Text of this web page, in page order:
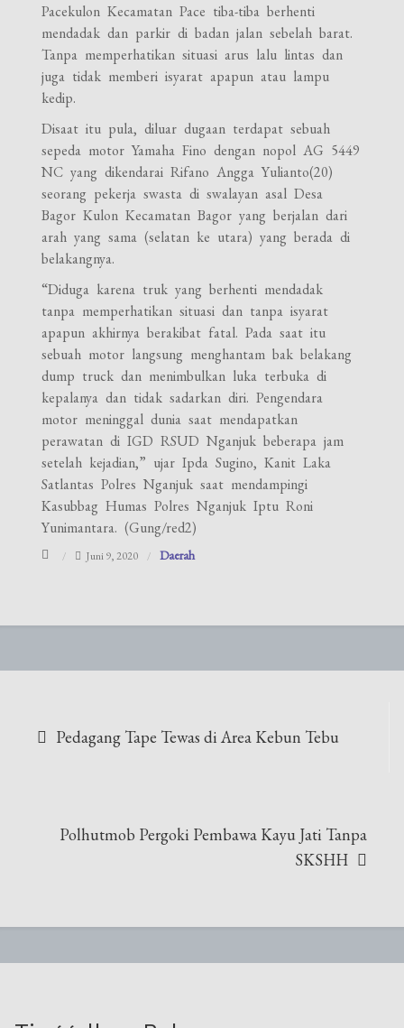
Pacekulon Kecamatan Pace tiba-tiba berhenti
mendadak dan parkir di badan jalan sebelah barat.
Tanpa memperhatikan situasi arus lalu lintas dan
juga tidak memberi isyarat apapun atau lampu
kedip.
Disaat itu pula, diluar dugaan terdapat sebuah
sepeda motor Yamaha Fino dengan nopol AG 5449
NC yang dikendarai Rifano Angga Yulianto(20)
seorang pekerja swasta di swalayan asal Desa
Bagor Kulon Kecamatan Bagor yang berjalan dari
arah yang sama (selatan ke utara) yang berada di
belakangnya.
“Diduga karena truk yang berhenti mendadak
tanpa memperhatikan situasi dan tanpa isyarat
apapun akhirnya berakibat fatal. Pada saat itu
sebuah motor langsung menghantam bak belakang
dump truck dan menimbulkan luka terbuka di
kepalanya dan tidak sadarkan diri. Pengendara
motor meninggal dunia saat mendapatkan
perawatan di IGD RSUD Nganjuk beberapa jam
setelah kejadian,” ujar Ipda Sugino, Kanit Laka
Satlantas Polres Nganjuk saat mendampingi
Kasubbag Humas Polres Nganjuk Iptu Roni
Yunimantara. (Gung/red2)
Juni 9, 2020 Daerah
Pedagang Tape Tewas di Area Kebun Tebu
Polhutmob Pergoki Pembawa Kayu Jati Tanpa
SKSHH